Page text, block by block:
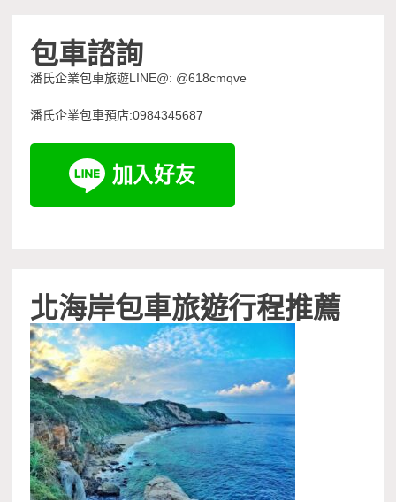
包車諮詢
潘氏企業包車旅遊LINE@: @618cmqve
潘氏企業包車預店:0984345687
北海岸包車旅遊行程推薦